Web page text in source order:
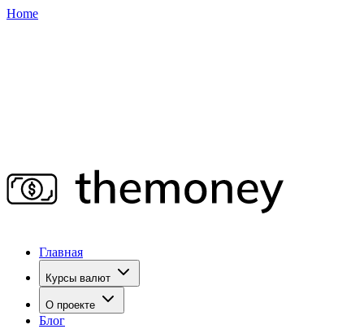
Home
Главная
Курсы валют
О проекте
Блог